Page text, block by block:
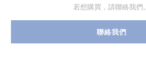
若想購買，請聯絡我們。
聯絡我們